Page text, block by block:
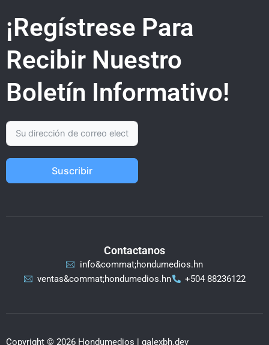
¡Regístrese Para
Recibir Nuestro
Boletín Informativo!
Suscribir
Contactanos
info&commat;hondumedios.hn
ventas&commat;hondumedios.hn
+504 88236122
Copyright © 2026 Hondumedios | galexbh.dev